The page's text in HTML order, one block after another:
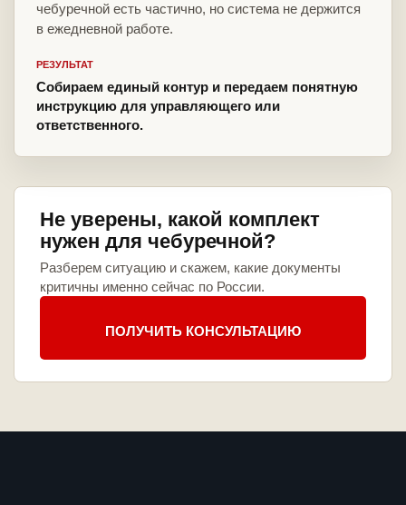
чебуречной есть частично, но система не держится
в ежедневной работе.
РЕЗУЛЬТАТ
Собираем единый контур и передаем понятную
инструкцию для управляющего или
ответственного.
Не уверены, какой комплект
нужен для чебуречной?
Разберем ситуацию и скажем, какие документы
критичны именно сейчас по России.
ПОЛУЧИТЬ КОНСУЛЬТАЦИЮ